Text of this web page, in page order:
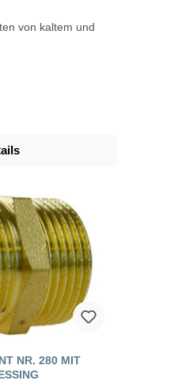
von kaltem und
NR. 280 MIT